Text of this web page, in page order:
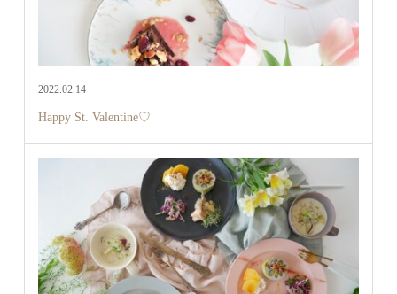
2022.02.14
Happy St. Valentine♡